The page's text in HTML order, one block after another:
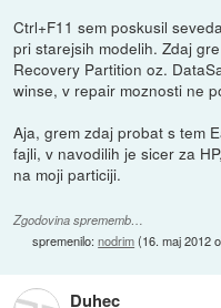
Ctrl+F11 sem poskusil
pri starejsih modelih. Zdaj
Recovery Partition oz.
winse, v repair moznosti ne
Aja, grem zdaj probat s tem
fajli, v navodilih je sicer za
na moji particiji.
Zgodovina sprememb…
spremenilo:nodrim(16. maj 2012
Duhec